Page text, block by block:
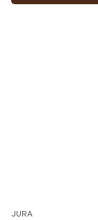
JURA